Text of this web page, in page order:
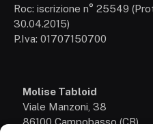
Roc: iscrizione n° 25549
30.04.2015)
P.Iva: 01707150700
Molise Tabloid
Viale Manzoni, 38
86100 Campobasso (CB)